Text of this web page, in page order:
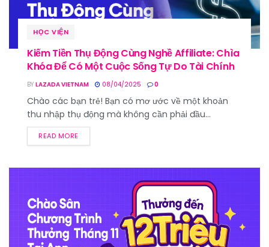
HỌC VIỆN
Kiếm Tiền Thụ Động Cùng Nghề Affiliate: Chìa
Khóa Để Có Một Cuộc Sống Tự Do Tài Chính
BY LAZADA VIETNAM 08/04/2025 0
Chào các bạn trẻ! Bạn có mơ ước về một khoản
thu nhập thụ động mà không cần phải đầu...
READ MORE